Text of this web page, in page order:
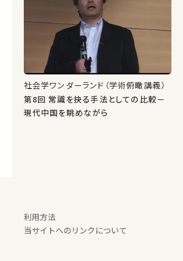
社会学ワンダーランド（学術俯瞰講義）
第8回 常識を抉る手法としての比較－
現代中国を眺めながら
利用方法
当サイトへのリンクについて